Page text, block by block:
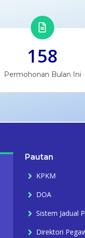
158
Permohonan Bulan Ini
Pautan
KPKM
DOA
Sistem Jadual
Direktori